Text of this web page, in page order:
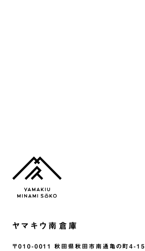
ヤマキウ南倉庫
〒010-0011 秋田県秋田市南通亀の町4-15